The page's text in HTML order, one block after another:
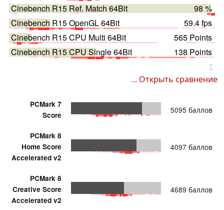
Cinebench R15 Ref. Match 64Bit
98 %
Cinebench R15 OpenGL 64Bit
59.4 fps
Cinebench R15 CPU Multi 64Bit
565 Points
Cinebench R15 CPU Single 64Bit
138 Points
?
... Открыть сравнение
PCMark 7
Score
5095 баллов
PCMark 8
Home Score
Accelerated v2
4097 баллов
PCMark 8
Creative Score
Accelerated v2
4689 баллов